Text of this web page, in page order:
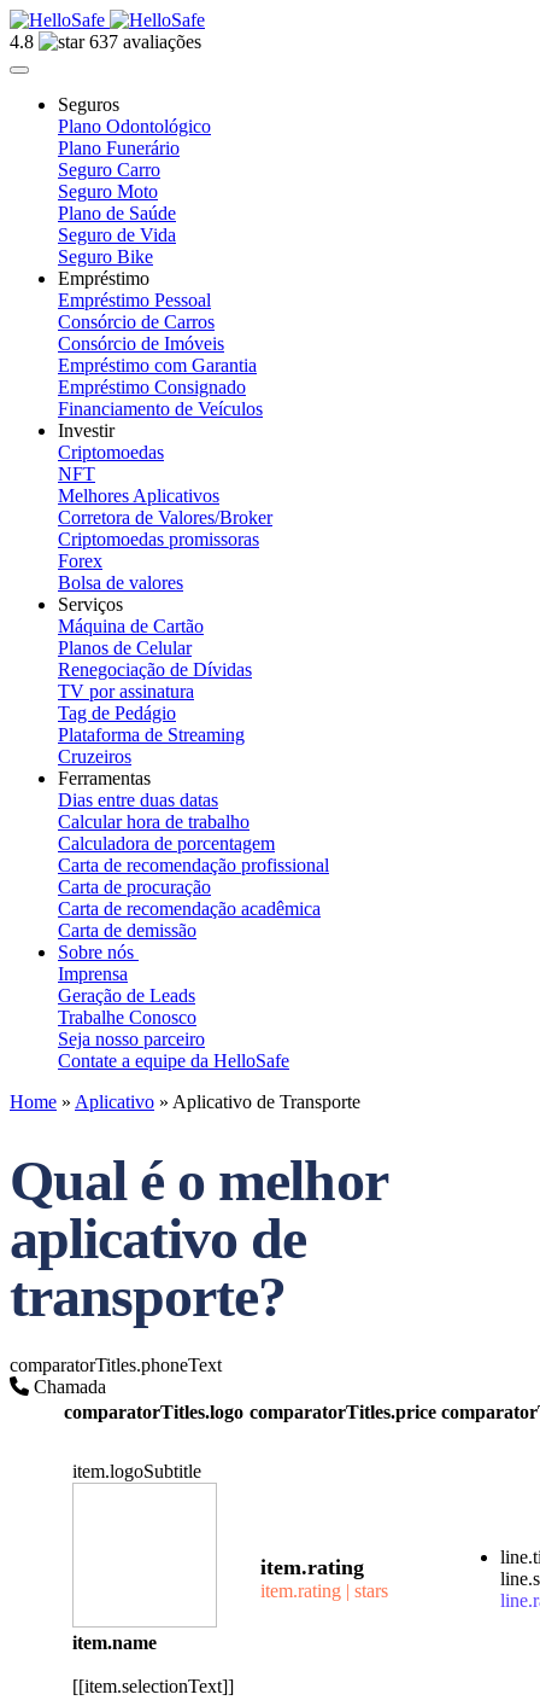
4.8 637 avaliações
Seguros
Plano Odontológico
Plano Funerário
Seguro Carro
Seguro Moto
Plano de Saúde
Seguro de Vida
Seguro Bike
Empréstimo
Empréstimo Pessoal
Consórcio de Carros
Consórcio de Imóveis
Empréstimo com Garantia
Empréstimo Consignado
Financiamento de Veículos
Investir
Criptomoedas
NFT
Melhores Aplicativos
Corretora de Valores/Broker
Criptomoedas promissoras
Forex
Bolsa de valores
Serviços
Máquina de Cartão
Planos de Celular
Renegociação de Dívidas
TV por assinatura
Tag de Pedágio
Plataforma de Streaming
Cruzeiros
Ferramentas
Dias entre duas datas
Calcular hora de trabalho
Calculadora de porcentagem
Carta de recomendação profissional
Carta de procuração
Carta de recomendação acadêmica
Carta de demissão
Sobre nós
Imprensa
Geração de Leads
Trabalhe Conosco
Seja nosso parceiro
Contate a equipe da HelloSafe
Home » Aplicativo » Aplicativo de Transporte
Qual é o melhor
aplicativo de
transporte?
comparatorTitles.phoneText
Chamada
comparatorTitles.logo comparatorTitles.price
item.logoSubtitle
item.name
[[item.selectionText]]
item.rating
item.rating | stars